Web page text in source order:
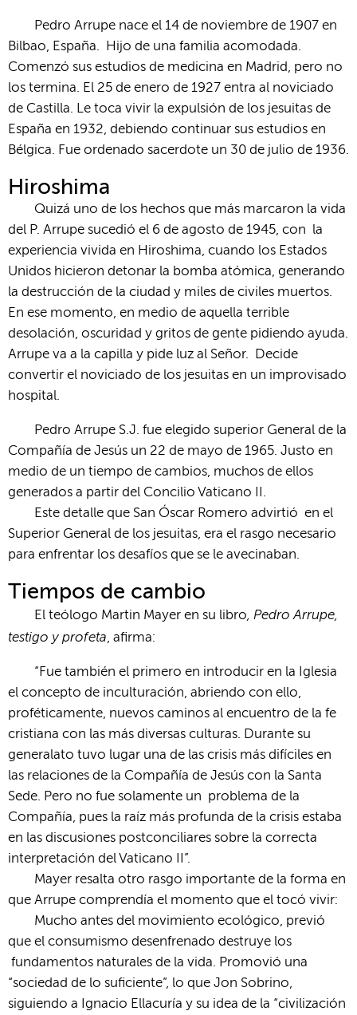
Pedro Arrupe nace el 14 de noviembre de 1907 en
Bilbao, España. Hijo de una familia acomodada.
Comenzó sus estudios de medicina en Madrid, pero no
los termina. El 25 de enero de 1927 entra al noviciado
de Castilla. Le toca vivir la expulsión de los jesuitas de
España en 1932, debiendo continuar sus estudios en
Bélgica. Fue ordenado sacerdote un 30 de julio de 1936.
Hiroshima
Quizá uno de los hechos que más marcaron la vida
del P. Arrupe sucedió el 6 de agosto de 1945, con la
experiencia vivida en Hiroshima, cuando los Estados
Unidos hicieron detonar la bomba atómica, generando
la destrucción de la ciudad y miles de civiles muertos.
En ese momento, en medio de aquella terrible
desolación, oscuridad y gritos de gente pidiendo ayuda.
Arrupe va a la capilla y pide luz al Señor. Decide
convertir el noviciado de los jesuitas en un improvisado
hospital.
Pedro Arrupe S.J. fue elegido superior General de la
Compañía de Jesús un 22 de mayo de 1965. Justo en
medio de un tiempo de cambios, muchos de ellos
generados a partir del Concilio Vaticano II.
Este detalle que San Óscar Romero advirtió en el
Superior General de los jesuitas, era el rasgo necesario
para enfrentar los desafíos que se le avecinaban.
Tiempos de cambio
El teólogo Martin Mayer en su libro , Pedro Arrupe,
testigo y profeta, afirma:
“Fue también el primero en introducir en la Iglesia
el concepto de inculturación, abriendo con ello,
proféticamente, nuevos caminos al encuentro de la fe
cristiana con las más diversas culturas. Durante su
generalato tuvo lugar una de las crisis más difíciles en
las relaciones de la Compañía de Jesús con la Santa
Sede. Pero no fue solamente un problema de la
Compañía, pues la raíz más profunda de la crisis estaba
en las discusiones postconciliares sobre la correcta
interpretación del Vaticano II”.
Mayer resalta otro rasgo importante de la forma en
que Arrupe comprendía el momento que el tocó vivir:
Mucho antes del movimiento ecológico, previó
que el consumismo desenfrenado destruye los
fundamentos naturales de la vida. Promovió una
“sociedad de lo suficiente”, lo que Jon Sobrino,
siguiendo a Ignacio Ellacuría y su idea de la “civilización